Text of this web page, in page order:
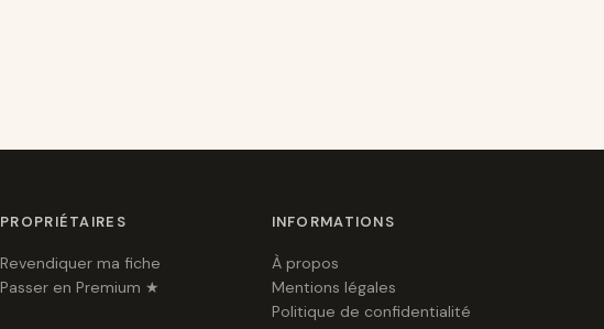
PROPRIÉTAIRES
Revendiquer ma fiche
Passer en Premium ★
INFORMATIONS
À propos
Mentions légales
Politique de confidentialité